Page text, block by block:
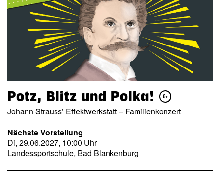
Potz, Blitz und Polka! 8+
Johann Strauss’ Effektwerkstatt – Familienkonzert
Nächste Vorstellung
Di, 29.06.2027, 10:00 Uhr
Landessportschule, Bad Blankenburg